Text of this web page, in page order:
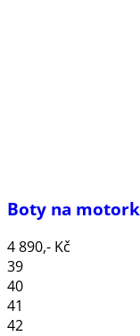
Boty na
4 890,- Kč
39
40
41
42